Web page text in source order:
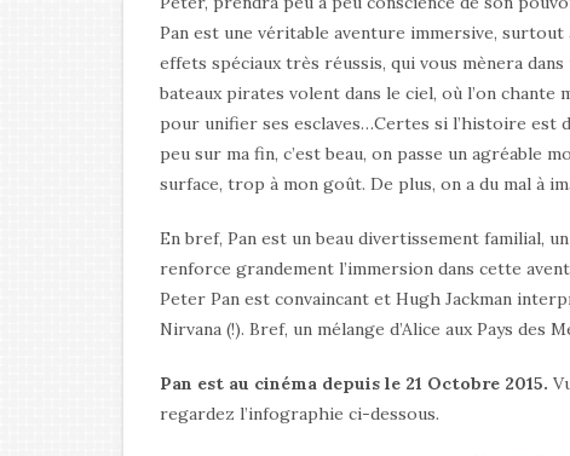
Pan est une véritable aventure immersive, surtout
effets spéciaux très réussis, qui vous mènera dans
bateaux pirates volent dans le ciel, où l’on chante
pour unifier ses esclaves…Certes si l’histoire est
peu sur ma fin, c’est beau, on passe un agréable
surface, trop à mon goût. De plus, on a du mal à
En bref, Pan est un beau divertissement familial,
renforce grandement l’immersion dans cette
Peter Pan est convaincant et Hugh Jackman
Nirvana (!). Bref, un mélange d’Alice aux Pays des
Pan est au cinéma depuis le 21 Octobre 2015.
regardez l’infographie ci-dessous.